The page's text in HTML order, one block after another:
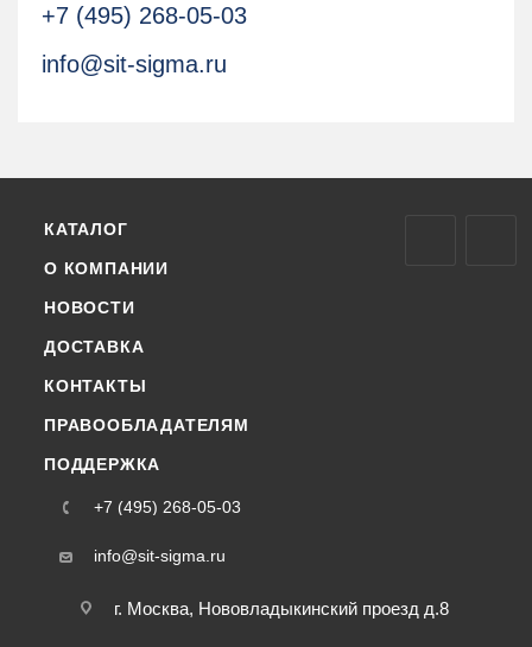
+7 (495) 268-05-03
info@sit-sigma.ru
КАТАЛОГ
О КОМПАНИИ
НОВОСТИ
ДОСТАВКА
КОНТАКТЫ
ПРАВООБЛАДАТЕЛЯМ
ПОДДЕРЖКА
+7 (495) 268-05-03
info@sit-sigma.ru
г. Москва, Нововладыкинский проезд д.8